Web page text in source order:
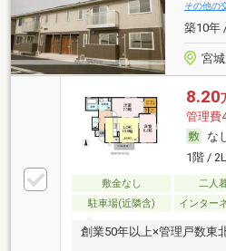
その他の
築10年
宮
8.20
管理費
な
1階 /
敷金なし 二人
駐車場(近隣含)
インター
創業50年以上×管理戸数東